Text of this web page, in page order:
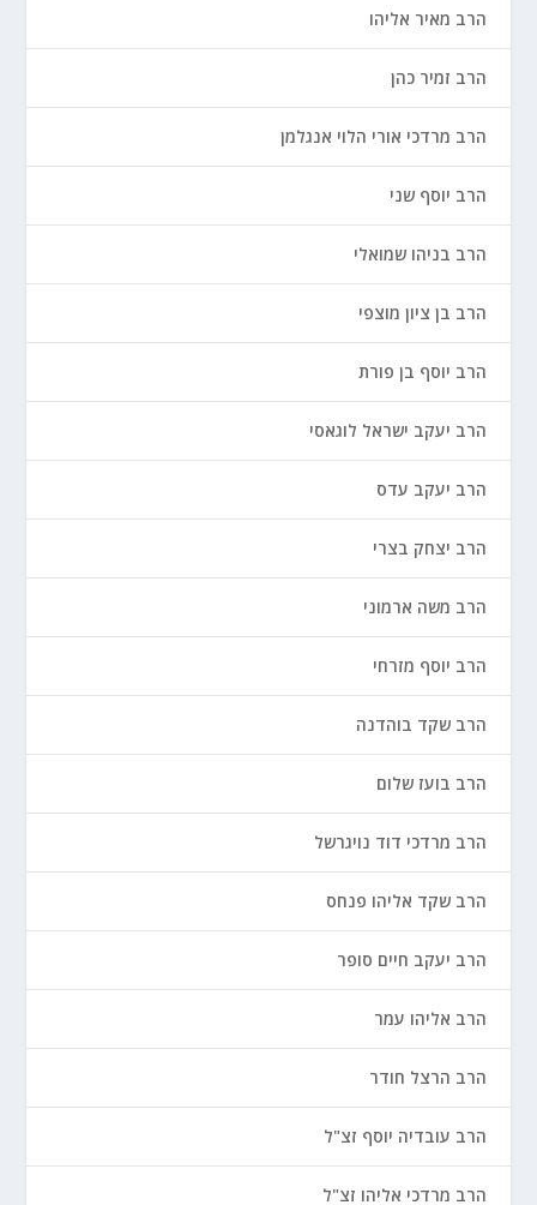
הרב מאיר אליהו
הרב זמיר כהן
הרב מרדכי אורי הלוי אנגלמן
הרב יוסף שני
הרב בניהו שמואלי
הרב בן ציון מוצפי
הרב יוסף בן פורת
הרב יעקב ישראל לוגאסי
הרב יעקב עדס
הרב יצחק בצרי
הרב משה ארמוני
הרב יוסף מזרחי
הרב שקד בוהדנה
הרב בועז שלום
הרב מרדכי דוד נויגרשל
הרב שקד אליהו פנחס
הרב יעקב חיים סופר
הרב אליהו עמר
הרב הרצל חודר
הרב עובדיה יוסף זצ"ל
הרב מרדכי אליהו זצ"ל